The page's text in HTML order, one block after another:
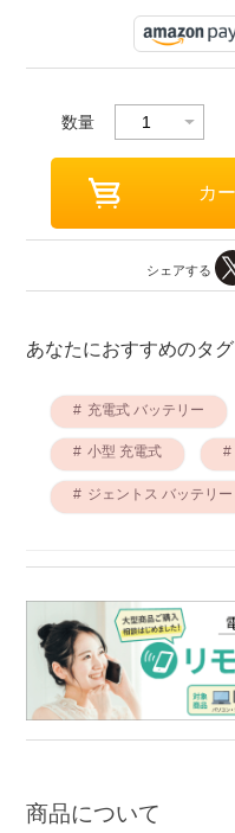
数量
シェアする
あなたにおすすめのタグ
充電式 バッテリー
小型 充電式
ジェントス バッテリー
商品について